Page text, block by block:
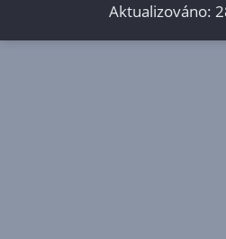
Aktualizováno: